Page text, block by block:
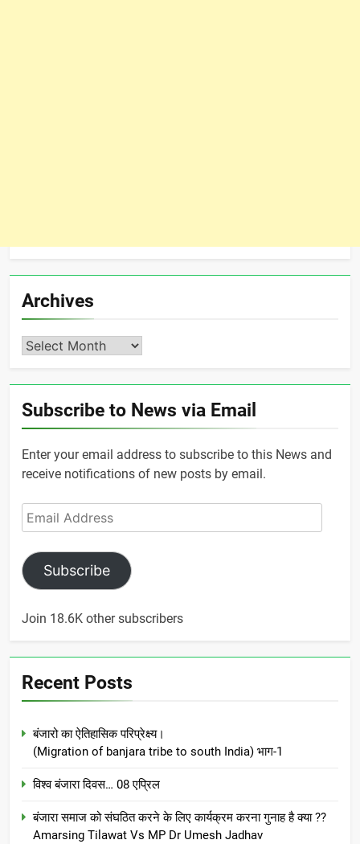
Archives
Archives
Subscribe to News via Email
Enter your email address to subscribe to this News and
receive notifications of new posts by email.
Email
Address
Subscribe
Join 18.6K other subscribers
Recent Posts
बंजारो का ऐतिहासिक परिप्रेक्ष्य।
(Migration of banjara tribe to south India) भाग-1
विश्व बंजारा दिवस… 08 एप्रिल
बंजारा समाज को संघठित करने के लिए कार्यक्रम करना गुनाह है क्या ??
Amarsing Tilawat Vs MP Dr Umesh Jadhav